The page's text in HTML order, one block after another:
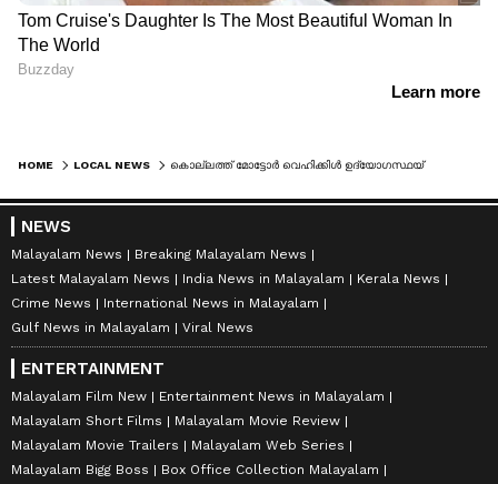
HOME LOCAL NEWS കൊല്ലത്ത് മോട്ടോർ വെഹിക്കിൾ ഉദ്യോഗസ്ഥയ്ക്ക് സസ്പെൻഷൻ; നടപടി വാഹനങ്ങൾ നേരിൽ കണ്ടു പരിശോധന നടത്താതെ രജിസ്ട്രേഷൻ പുതുക്കിയതിന്
NEWS
Malayalam News
Breaking Malayalam News
Latest Malayalam News
India News in Malayalam
Kerala News
Crime News
International News in Malayalam
Gulf News in Malayalam
Viral News
ENTERTAINMENT
Malayalam Film New
Entertainment News in Malayalam
Malayalam Short Films
Malayalam Movie Review
Malayalam Movie Trailers
Malayalam Web Series
Malayalam Bigg Boss
Box Office Collection Malayalam